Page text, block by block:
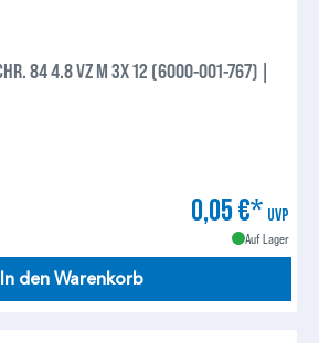
0,05 €* UVP
Auf Lager
In den Warenkorb